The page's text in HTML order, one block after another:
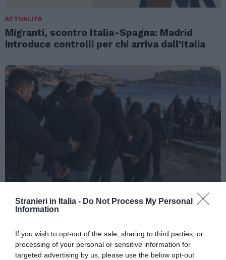
Stranieri in Italia - Do Not Process My Personal
Information
If you wish to opt-out of the sale, sharing to third parties, or
processing of your personal or sensitive information for
targeted advertising by us, please use the below opt-out
ATTUALITÀ
Migranti, scontro Italia-Spagna: Madrid
introduce controlli per chi arriva dall’Italia
ATTUALITÀ
Cagliari, smantellata rete accusata di